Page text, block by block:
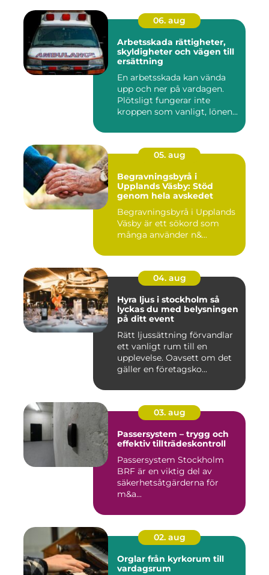
06. aug
Arbetsskada rättigheter,
skyldigheter och vägen till
ersättning
En arbetsskada kan vända
upp och ner på vardagen.
Plötsligt fungerar inte
kroppen som vanligt, lönen...
05. aug
Begravningsbyrå i
Upplands Väsby: Stöd
genom hela avskedet
Begravningsbyrå i Upplands
Väsby är ett sökord som
många använder n&...
04. aug
Hyra ljus i stockholm så
lyckas du med belysningen
på ditt event
Rätt ljussättning förvandlar
ett vanligt rum till en
upplevelse. Oavsett om det
gäller en företagsko...
03. aug
Passersystem – trygg och
effektiv tillträdeskontroll
Passersystem Stockholm
BRF är en viktig del av
säkerhetsåtgärderna för
m&a...
02. aug
Orglar från kyrkorum till
vardagsrum